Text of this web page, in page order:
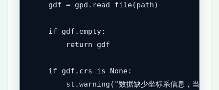
    gdf = gpd.read_file(path)
    if gdf.empty:
        return gdf
    if gdf.crs is None:
st.warning("数据缺少坐标系信息，当前示